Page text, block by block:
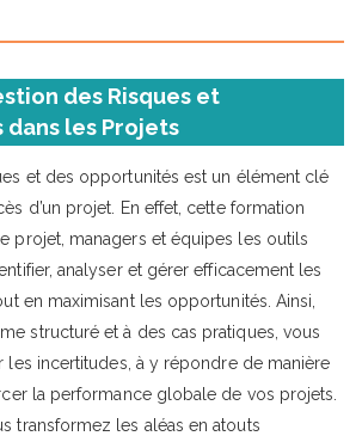
des Risques et
les Projets
et des opportunités est un élément clé
d’un projet. En effet, cette formation
projet, managers et équipes les outils
analyser et gérer efficacement les
en maximisant les opportunités. Ainsi,
structuré et à des cas pratiques, vous
les incertitudes, à y répondre de manière
la performance globale de vos projets.
transformez les aléas en atouts